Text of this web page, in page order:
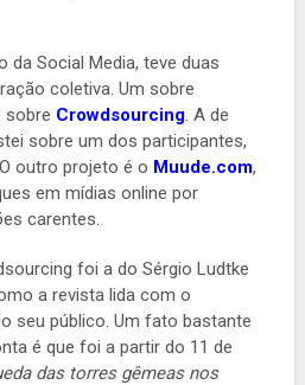
da Social Media, teve duas
coletiva. Um sobre
Crowdsourcing. A de
sobre um dos participantes,
outro projeto é o Muude.com,
em mídias online por
carentes.
foi a do Sérgio Ludtke
a revista lida com o
seu público. Um fato bastante
é que foi a partir do 11 de
das torres gêmeas nos